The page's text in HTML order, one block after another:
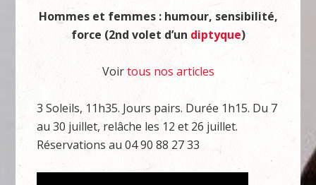
Hommes et femmes : humour, sensibilité,
force (2nd volet d’un diptyque)
Voirtous nos articles
3 Soleils, 11h35. Jours pairs. Durée 1h15. Du 7
au 30 juillet, relâche les 12 et 26 juillet.
Réservations au 04 90 88 27 33